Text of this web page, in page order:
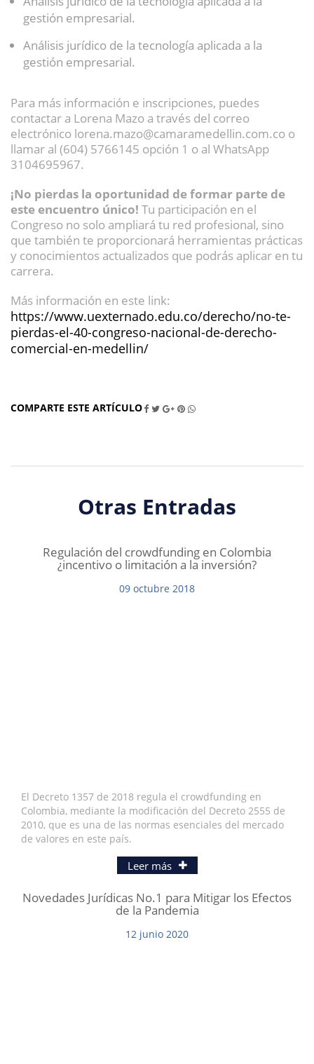
gestión empresarial.
Análisis jurídico de la tecnología aplicada a la
gestión empresarial.
Para más información e inscripciones, puedes
contactar a Lorena Mazo a través del correo
electrónico lorena.mazo@camaramedellin.com.co o
llamar al (604) 5766145 opción 1 o al WhatsApp
3104695967.
¡No pierdas la oportunidad de formar parte de
este encuentro único! Tu participación en el
Congreso no solo ampliará tu red profesional, sino
que también te proporcionará herramientas prácticas
y conocimientos actualizados que podrás aplicar en tu
carrera.
Más información en este link:
https://www.uexternado.edu.co/derecho/no-te-
pierdas-el-40-congreso-nacional-de-derecho-
comercial-en-medellin/
COMPARTE ESTE ARTÍCULO
Otras Entradas
Regulación del crowdfunding en Colombia
¿incentivo o limitación a la inversión?
09 octubre 2018
El Decreto 1357 de 2018 regula el crowdfunding en
Colombia, mediante la modificación del Decreto 2555 de
2010, que es una de las normas esenciales del mercado
de valores en este país.
Leer más
Novedades Jurídicas No.1 para Mitigar los Efectos
de la Pandemia
12 junio 2020